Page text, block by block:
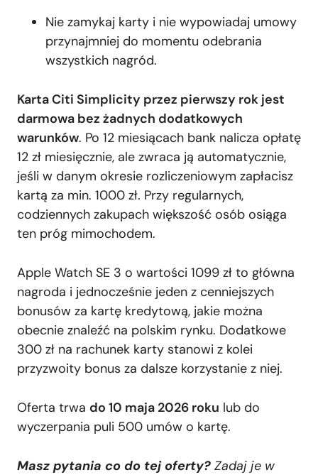
Nie zamykaj karty i nie wypowiadaj umowy
przynajmniej do momentu odebrania
wszystkich nagród.
Karta Citi Simplicity przez pierwszy rok jest
darmowa bez żadnych dodatkowych
warunków. Po 12 miesiącach bank nalicza opłatę
12 zł miesięcznie, ale zwraca ją automatycznie,
jeśli w danym okresie rozliczeniowym zapłacisz
kartą za min. 1000 zł. Przy regularnych,
codziennych zakupach większość osób osiąga
ten próg mimochodem.
Apple Watch SE 3 o wartości 1099 zł to główna
nagroda i jednocześnie jeden z cenniejszych
bonusów za kartę kredytową, jakie można
obecnie znaleźć na polskim rynku. Dodatkowe
300 zł na rachunek karty stanowi z kolei
przyzwoity bonus za dalsze korzystanie z niej.
Oferta trwa do 10 maja 2026 roku lub do
wyczerpania puli 500 umów o kartę.
Masz pytania co do tej oferty? Zadaj je w